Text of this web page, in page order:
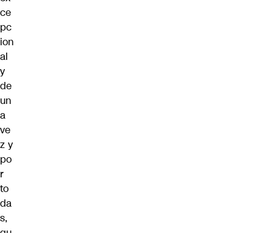
ce
pc
ion
al
y
de
un
a
ve
z y
po
r
to
da
s,